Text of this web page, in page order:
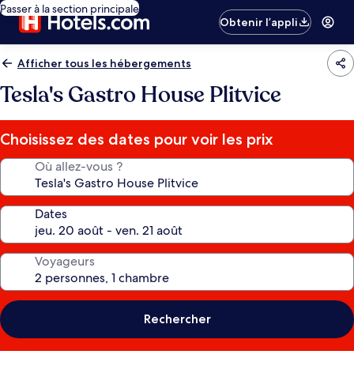
Passer à la section principale
Obtenir l’appli
Afficher tous les hébergements
Tesla's Gastro House Plitvice
Choisissez des dates pour voir les prix
Où allez-vous ?
Dates
Voyageurs
Rechercher